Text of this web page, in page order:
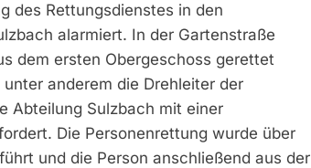
des Rettungsdienstes in den
alarmiert. In der Gartenstraße
dem ersten Obergeschoss gerettet
anderem die Drehleiter der
Abteilung Sulzbach mit einer
Die Personenrettung wurde über
und die Person anschließend aus der